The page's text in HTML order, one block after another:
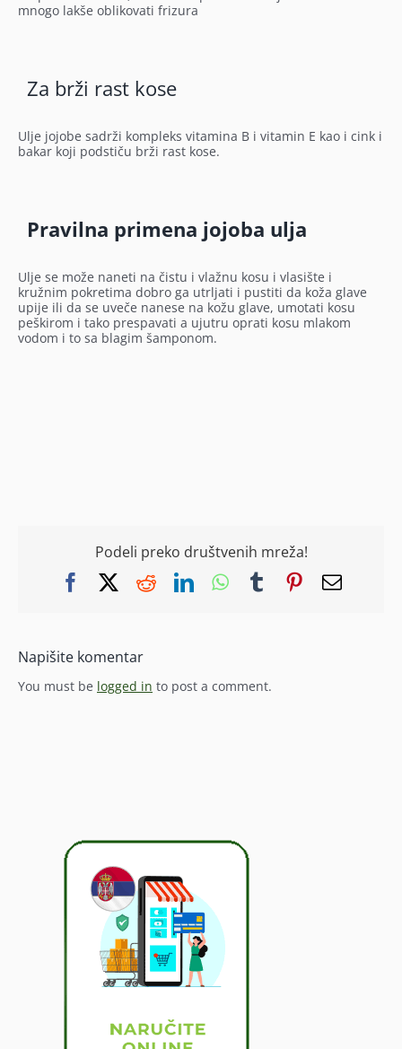
mnogo lakše oblikovati frizura
Za brži rast kose
Ulje jojobe sadrži kompleks vitamina B i vitamin E kao i cink i
bakar koji podstiču brži rast kose.
Pravilna primena jojoba ulja
Ulje se može naneti na čistu i vlažnu kosu i vlasište i
kružnim pokretima dobro ga utrljati i pustiti da koža glave
upije ili da se uveče nanese na kožu glave, umotati kosu
peškirom i tako prespavati a ujutru oprati kosu mlakom
vodom i to sa blagim šamponom.
Podeli preko društvenih mreža!
FacebookRedditLinkedInWhatsApp
TumblrPinterest
Email
Napišite komentar
You must be logged in to post a comment.